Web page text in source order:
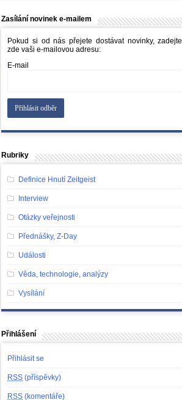
Zasílání novinek e-mailem
Pokud si od nás přejete dostávat novinky, zadejte
zde vaši e-mailovou adresu:
E-mail
Rubriky
Definice Hnutí Zeitgeist
Interview
Otázky veřejnosti
Přednášky, Z-Day
Události
Věda, technologie, analýzy
Vysílání
Přihlášení
Přihlásit se
RSS (příspěvky)
RSS (komentáře)